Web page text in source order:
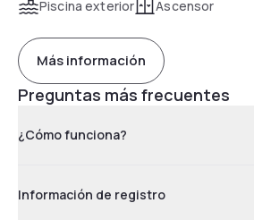
Piscina exterior
Ascensor
Más información
Preguntas más frecuentes
¿Cómo funciona?
Información de registro